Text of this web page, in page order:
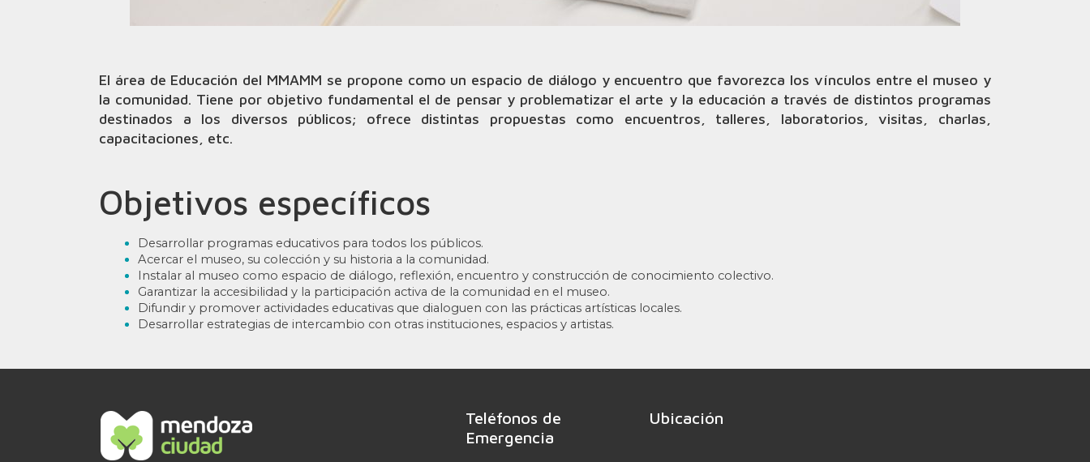
El área de Educación del MMAMM se propone como un espacio de diálogo y encuentro que favorezca los vínculos entre el museo y
la comunidad. Tiene por objetivo fundamental el de pensar y problematizar el arte y la educación a través de distintos programas
destinados a los diversos públicos; ofrece distintas propuestas como encuentros, talleres, laboratorios, visitas, charlas,
capacitaciones, etc.
Objetivos específicos
Desarrollar programas educativos para todos los públicos.
Acercar el museo, su colección y su historia a la comunidad.
Instalar al museo como espacio de diálogo, reflexión, encuentro y construcción de conocimiento colectivo.
Garantizar la accesibilidad y la participación activa de la comunidad en el museo.
Difundir y promover actividades educativas que dialoguen con las prácticas artísticas locales.
Desarrollar estrategias de intercambio con otras instituciones, espacios y artistas.
Teléfonos de
Emergencia
Ubicación